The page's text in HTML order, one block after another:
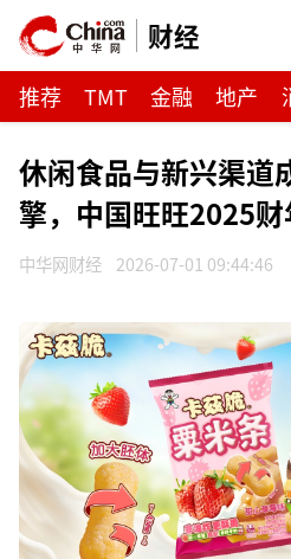
财经
推荐 TMT 金融 地产
休闲食品与新兴渠道
擎，中国旺旺2025
中华网财经 2026-07-01 09:44:46